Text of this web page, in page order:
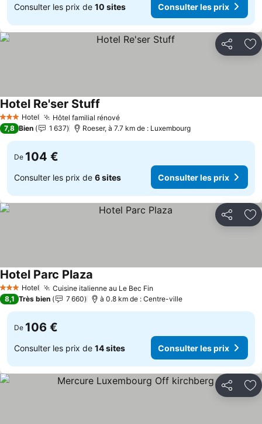
Consulter les prix de 10 sites Consulter les prix
Partager
3 ÉtoilesHotel Hôtel familial rénovéConsulter les prix
Hotel Re'ser Stuff
7,8 Bien 1 637 Roeser, à 7.7 km de : Luxembourg
De 104 €
Consulter les prix de 6 sites Consulter les prix
Partager
3 ÉtoilesHotel Cuisine italienne au Le Bec Fin
Hotel Parc Plaza
8,1 Très bien 7 660 à 0.8 km de : Centre-ville
De 106 €
Consulter les prix de 14 sites Consulter les prix
Partager